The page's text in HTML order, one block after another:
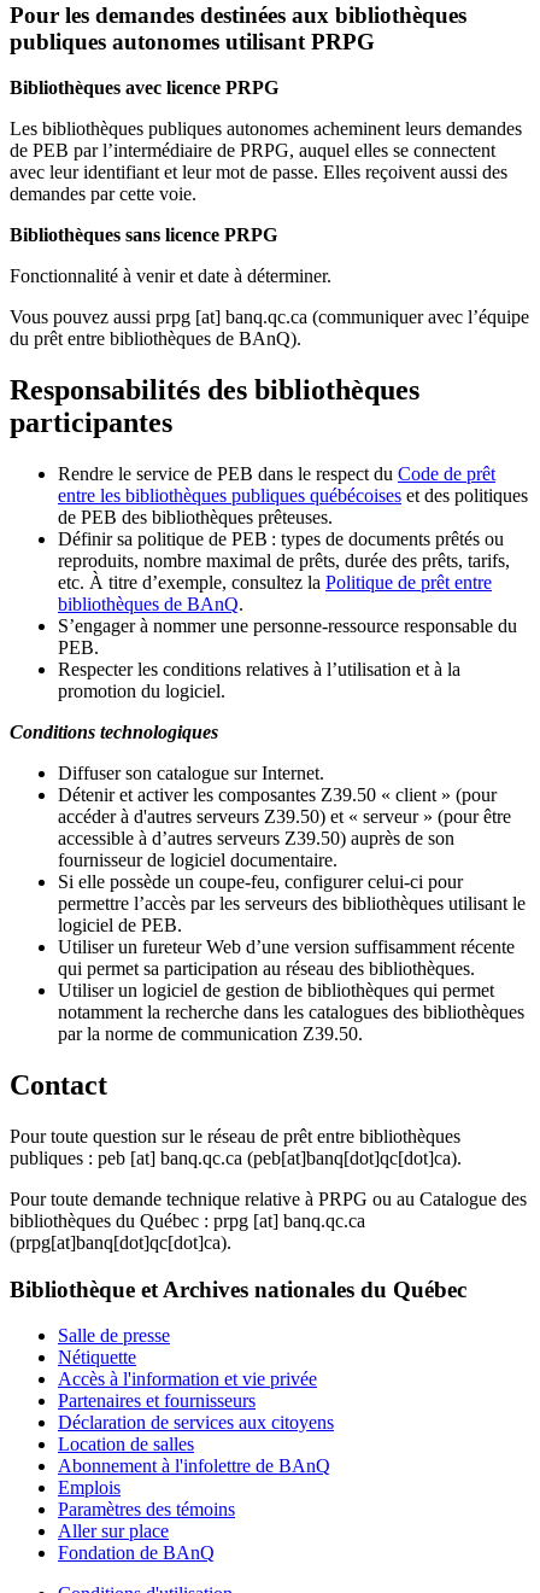
Pour les demandes destinées aux bibliothèques
publiques autonomes utilisant PRPG
Bibliothèques avec licence PRPG
Les bibliothèques publiques autonomes acheminent leurs demandes
de PEB par l’intermédiaire de PRPG, auquel elles se connectent
avec leur identifiant et leur mot de passe. Elles reçoivent aussi des
demandes par cette voie.
Bibliothèques sans licence PRPG
Fonctionnalité à venir et date à déterminer.
Vous pouvez aussi prpg [at] banq.qc.ca (communiquer avec l’équipe
du prêt entre bibliothèques de BAnQ).
Responsabilités des bibliothèques
participantes
Rendre le service de PEB dans le respect du Code de prêt
entre les bibliothèques publiques québécoises et des politiques
de PEB des bibliothèques prêteuses.
Définir sa politique de PEB : types de documents prêtés ou
reproduits, nombre maximal de prêts, durée des prêts, tarifs,
etc. À titre d’exemple, consultez la Politique de prêt entre
bibliothèques de BAnQ.
S’engager à nommer une personne-ressource responsable du
PEB.
Respecter les conditions relatives à l’utilisation et à la
promotion du logiciel.
Conditions technologiques
Diffuser son catalogue sur Internet.
Détenir et activer les composantes Z39.50 « client » (pour
accéder à d'autres serveurs Z39.50) et « serveur » (pour être
accessible à d’autres serveurs Z39.50) auprès de son
fournisseur de logiciel documentaire.
Si elle possède un coupe-feu, configurer celui-ci pour
permettre l’accès par les serveurs des bibliothèques utilisant le
logiciel de PEB.
Utiliser un fureteur Web d’une version suffisamment récente
qui permet sa participation au réseau des bibliothèques.
Utiliser un logiciel de gestion de bibliothèques qui permet
notamment la recherche dans les catalogues des bibliothèques
par la norme de communication Z39.50.
Contact
Pour toute question sur le réseau de prêt entre bibliothèques
publiques : peb [at] banq.qc.ca (peb[at]banq[dot]qc[dot]ca).
Pour toute demande technique relative à PRPG ou au Catalogue des
bibliothèques du Québec : prpg [at] banq.qc.ca
(prpg[at]banq[dot]qc[dot]ca).
Bibliothèque et Archives nationales du Québec
Salle de presse
Nétiquette
Accès à l'information et vie privée
Partenaires et fournisseurs
Déclaration de services aux citoyens
Location de salles
Abonnement à l'infolettre de BAnQ
Emplois
Paramètres des témoins
Aller sur place
Fondation de BAnQ